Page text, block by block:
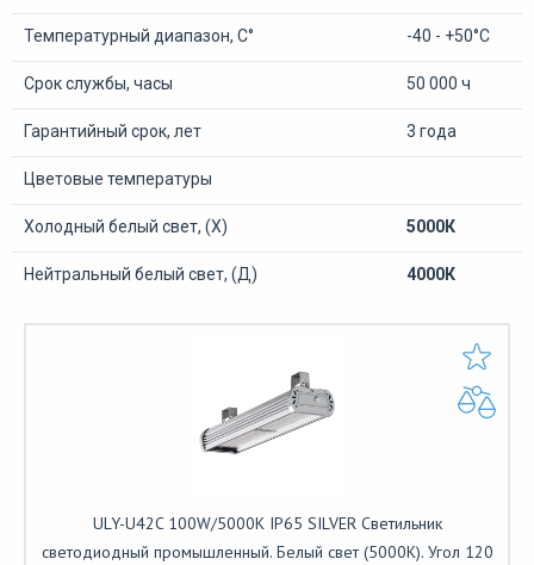
Температурный диапазон, С° -40 - +50°С
Срок службы, часы 50 000 ч
Гарантийный срок, лет 3 года
Цветовые температуры
Холодный белый свет, (Х) 5000К
Нейтральный белый свет, (Д) 4000К
ULY-U42C 100W/5000K IP65 SILVER Светильник
светодиодный промышленный. Белый свет (5000K). Угол 120